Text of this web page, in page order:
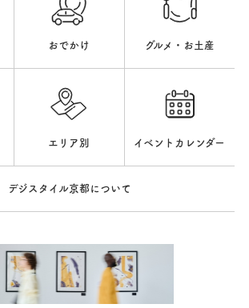
おでかけ グルメ・お土産
エリア別 イベントカレンダー
デジスタイル京都について